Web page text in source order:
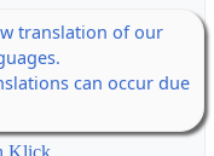
translation of our
can occur due